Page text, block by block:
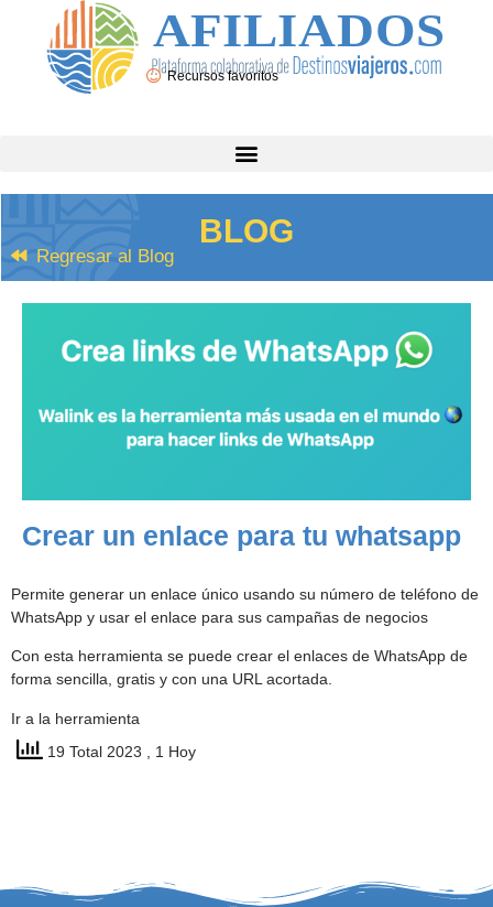
Recursos favoritos
BLOG
Regresar al Blog
Crear un enlace para tu whatsapp
Permite generar un enlace único usando su número de teléfono de
WhatsApp y usar el enlace para sus campañas de negocios
Con esta herramienta se puede crear el enlaces de WhatsApp de
forma sencilla, gratis y con una URL acortada.
Ir a la herramienta
19 Total 2023
, 1 Hoy